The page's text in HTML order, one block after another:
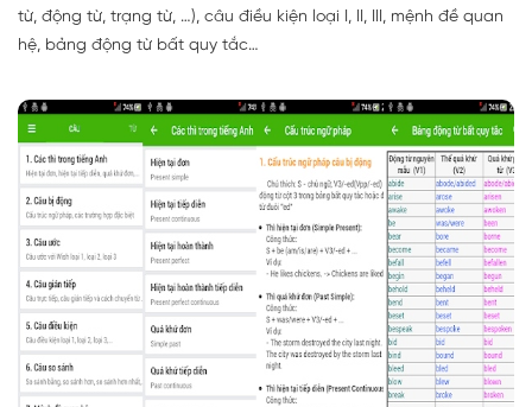
từ, động từ, trạng từ, …), câu điều kiện loại I, II, III, mệnh đề quan
hệ, bảng động từ bất quy tắc…